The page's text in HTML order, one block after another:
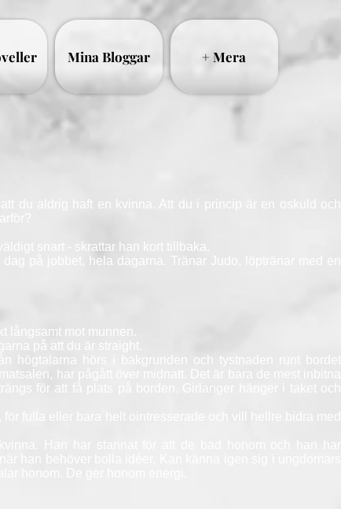
Mina Bloggar + Mera
du aldrig haft en kvinna. Att du i princip är en oskuld och
snart - skrattar han kort tillbaka.
på jobbet, hela dagarna. Tränar Judo, löptränar med en
långsamt mot munnen.
på att du är straight.
hörs i bakgrunden och tystnaden runt bordet
har pågått över midnatt. Det är bara de mest inbitna
för att få plats på borden. Girlanger hänger i taket och
fulla eller bara helt ointresserade och vill hellre bidra med
Han har stannat för att de bad honom och han har
han behöver bolla idéer. Kan känna igen sig i ungdomars
honom. De ger honom energi.